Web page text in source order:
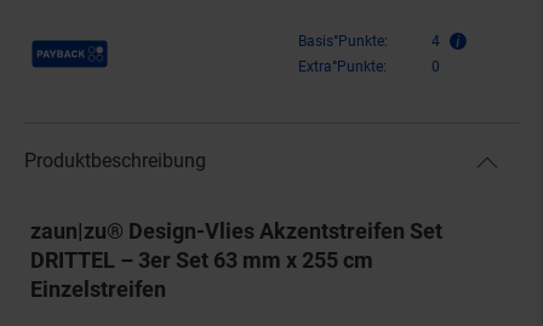
Payback Punkte Basis°Punkte:
4
Extra°Punkte:
0
Produktbeschreibung
zaun|zu® Design-Vlies Akzentstreifen Set
DRITTEL – 3er Set 63 mm x 255 cm
Einzelstreifen